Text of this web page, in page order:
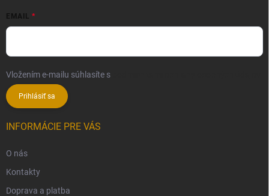
EMAIL
Vložením e-mailu súhlasíte s
Prihlásiť sa
INFORMÁCIE PRE VÁS
O nás
Kontakty
Doprava a platba